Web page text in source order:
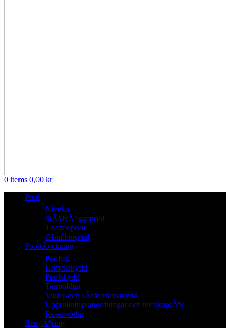
0 items 0,00 kr
Pool
Niveko
StÃ¥lvÃ¤ggspool
Thermopool
Glasfiberpool
PooltÃ¤ckning
Pooltak
Lamellskydd
Poolskydd
Termofiltar
Vinter-och sÃ¤kerhetsskydd
Upprullningsanordningar och teleskoprÃ¶r
Reservdelar
RengÃ¶ring